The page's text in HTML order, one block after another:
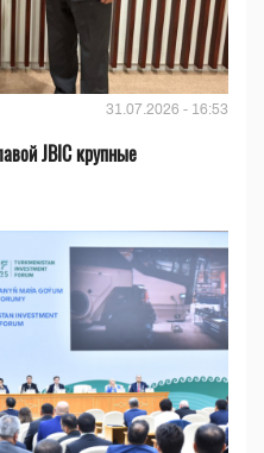
31.07.2026 - 16:53
JBIC крупные